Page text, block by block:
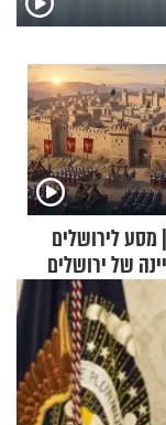
לירושלים
של ירושלים